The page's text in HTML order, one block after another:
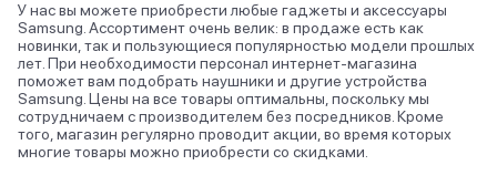
У нас вы можете приобрести любые гаджеты и аксессуары
Samsung. Ассортимент очень велик: в продаже есть как
новинки, так и пользующиеся популярностью модели прошлых
лет. При необходимости персонал интернет-магазина
поможет вам подобрать наушники и другие устройства
Samsung. Цены на все товары оптимальны, поскольку мы
сотрудничаем с производителем без посредников. Кроме
того, магазин регулярно проводит акции, во время которых
многие товары можно приобрести со скидками.